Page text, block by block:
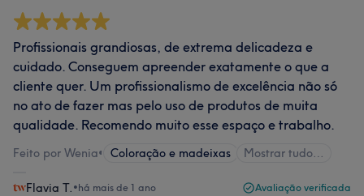
Profissionais grandiosas, de extrema delicadeza e
cuidado. Conseguem apreender exatamente o que a
cliente quer. Um profissionalismo de excelência não só
no ato de fazer mas pelo uso de produtos de muita
qualidade. Recomendo muito esse espaço e trabalho.
Feito por Wenia• Coloração e madeixas Mostrar tudo…
Flavia T. •há mais de 1 ano Avaliação verificada